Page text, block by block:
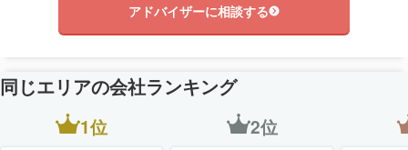
アドバイザーに相談する
同じエリアの会社ランキング
1位 2位